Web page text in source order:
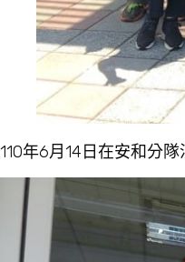
110年6月14日在安和分